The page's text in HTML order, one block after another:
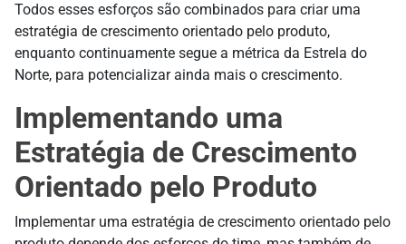
Todos esses esforços são combinados para criar uma
estratégia de crescimento orientado pelo produto,
enquanto continuamente segue a métrica da Estrela do
Norte, para potencializar ainda mais o crescimento.
Implementando uma
Estratégia de Crescimento
Orientado pelo Produto
Implementar uma estratégia de crescimento orientado pelo